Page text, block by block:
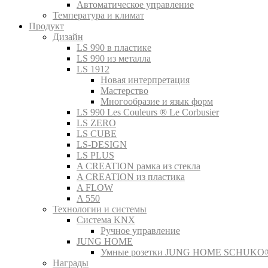
Автоматическое управление
Температура и климат
Продукт
Дизайн
LS 990 в пластике
LS 990 из металла
LS 1912
Новая интерпретация
Мастерство
Многообразие и язык форм
LS 990 Les Couleurs ® Le Corbusier
LS ZERO
LS CUBE
LS-DESIGN
LS PLUS
A CREATION рамка из стекла
A CREATION из пластика
A FLOW
A 550
Технологии и системы
Система KNX
Ручное управление
JUNG HOME
Умные розетки JUNG HOME
Награды